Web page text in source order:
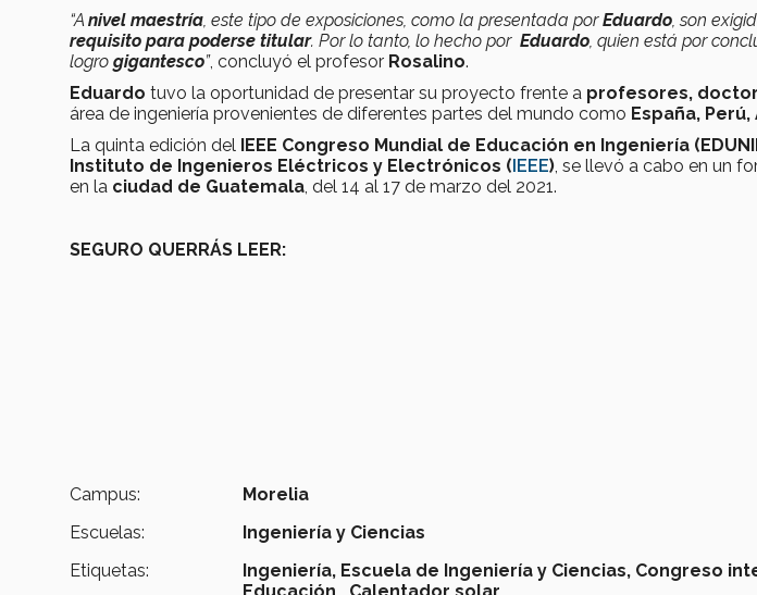
“A nivel maestría, este tipo de exposiciones, como la presentada porEduardo, son
requisito para poderse titular. Por lo tanto, lo hecho por Eduardo, quien está por
logro gigantesco”, concluyó el profesor Rosalino.
Eduardo tuvo la oportunidad de presentar su proyecto frente a profesores,
área de ingeniería provenientes de diferentes partes del mundo como España,
La quinta edición del IEEE Congreso Mundial de Educación en Ingeniería
Instituto de Ingenieros Eléctricos y Electrónicos (IEEE), se llevó a cabo en un
en la ciudad de Guatemala, del 14 al 17 de marzo del 2021.
SEGURO QUERRÁS LEER:
Campus:
Morelia
Escuelas:
Ingeniería y Ciencias
Etiquetas:
Ingeniería, Escuela de Ingeniería y Ciencias, Congreso